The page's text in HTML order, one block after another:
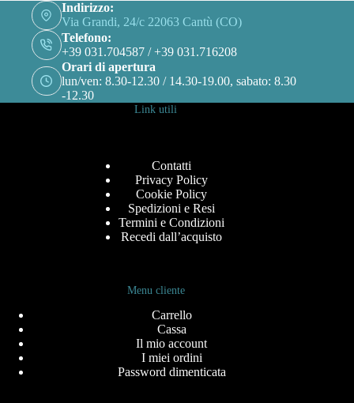
Indirizzo:
Via Grandi, 24/c 22063 Cantù (CO)
Telefono:
+39 031.704587 / +39 031.716208
Orari di apertura
lun/ven: 8.30-12.30 / 14.30-19.00, sabato: 8.30
-12.30
Link utili
Contatti
Privacy Policy
Cookie Policy
Spedizioni e Resi
Termini e Condizioni
Recedi dall’acquisto
Menu cliente
Carrello
Cassa
Il mio account
I miei ordini
Password dimenticata